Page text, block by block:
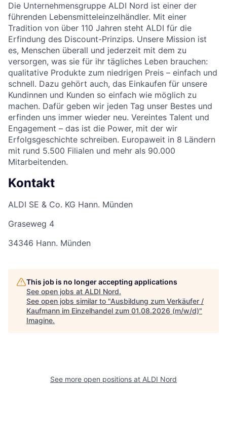
Die Unternehmensgruppe ALDI Nord ist einer der
führenden Lebensmitteleinzelhändler. Mit einer
Tradition von über 110 Jahren steht ALDI für die
Erfindung des Discount-Prinzips. Unsere Mission ist
es, Menschen überall und jederzeit mit dem zu
versorgen, was sie für ihr tägliches Leben brauchen:
qualitative Produkte zum niedrigen Preis – einfach und
schnell. Dazu gehört auch, das Einkaufen für unsere
Kundinnen und Kunden so einfach wie möglich zu
machen. Dafür geben wir jeden Tag unser Bestes und
erfinden uns immer wieder neu. Vereintes Talent und
Engagement – das ist die Power, mit der wir
Erfolgsgeschichte schreiben. Europaweit in 8 Ländern
mit rund 5.500 Filialen und mehr als 90.000
Mitarbeitenden.
Kontakt
ALDI SE & Co. KG Hann. Münden
Graseweg 4
34346 Hann. Münden
This job is no longer accepting applications
See open jobs at ALDI Nord.
See open jobs similar to "Ausbildung zum Verkäufer /
Kaufmann im Einzelhandel zum 01.08.2026 (m/w/d)"
Imagine.
See more open positions at ALDI Nord